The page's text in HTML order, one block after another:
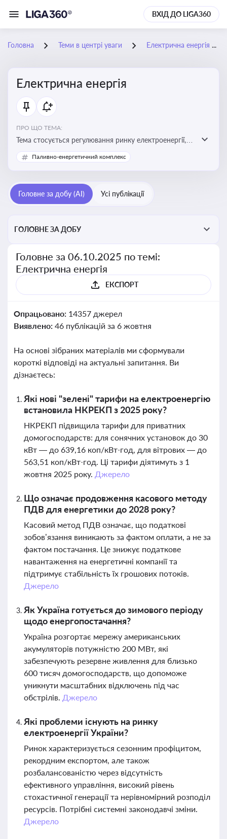
ВХІД ДО LIGA360
Головна Теми в центрі уваги Електрична енергія
Електрична енергія
ПРО ЩО ТЕМА:
Тема стосується регулювання ринку електроенергії,
включаючи її виробництво, постачання та фінансові
стимули для відновлюваної енергетики
Паливно-енергетичний комплекс
Головне за добу (AI) Усі публікації
ГОЛОВНЕ ЗА ДОБУ
Головне за 06.10.2025 по темі:
Електрична енергія
ЕКСПОРТ
Опрацьовано: 14357 джерел
Виявлено: 46 публікацій за 6 жовтня
На основі зібраних матеріалів ми сформували
короткі відповіді на актуальні запитання. Ви
дізнаєтесь:
Які нові "зелені" тарифи на електроенергію
встановила НКРЕКП з 2025 року?
НКРЕКП підвищила тарифи для приватних
домогосподарств: для сонячних установок до 30
кВт — до 639,16 коп/кВт·год, для вітрових — до
563,51 коп/кВт·год. Ці тарифи діятимуть з 1
жовтня 2025 року. Джерело
Що означає продовження касового методу
ПДВ для енергетики до 2028 року?
Касовий метод ПДВ означає, що податкові
зобов’язання виникають за фактом оплати, а не за
фактом постачання. Це знижує податкове
навантаження на енергетичні компанії та
підтримує стабільність їх грошових потоків.
Джерело
Як Україна готується до зимового періоду
щодо енергопостачання?
Україна розгортає мережу американських
акумуляторів потужністю 200 МВт, які
забезпечують резервне живлення для близько
600 тисяч домогосподарств, що допоможе
уникнути масштабних відключень під час
обстрілів. Джерело
Які проблеми існують на ринку
електроенергії України?
Ринок характеризується сезонним профіцитом,
рекордним експортом, але також
розбалансованістю через відсутність
ефективного управління, високий рівень
стохастичної генерації та нерівномірний розподіл
ресурсів. Потрібні системні законодавчі зміни.
Джерело